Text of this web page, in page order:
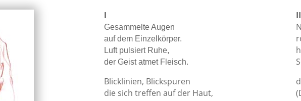
I
Gesammelte Augen
auf dem Einzelkörper.
Luft pulsiert Ruhe,
der Geist atmet Fleisch.
Blicklinien, Blickspuren
die sich treffen auf der Haut,
II